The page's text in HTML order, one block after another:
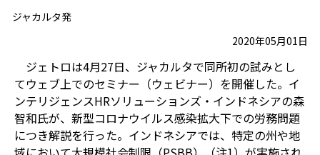
ジャカルタ発
2020年05月01日
ジェトロは4月27日、ジャカルタで同所初の試みとし
てウェブ上でのセミナー（ウェビナー）を開催した。イ
ンテリジェンスHRソリューションズ・インドネシアの森
智和氏が、新型コロナウイルス感染拡大下での労務問題
につき解説を行った。インドネシアでは、特定の州や地